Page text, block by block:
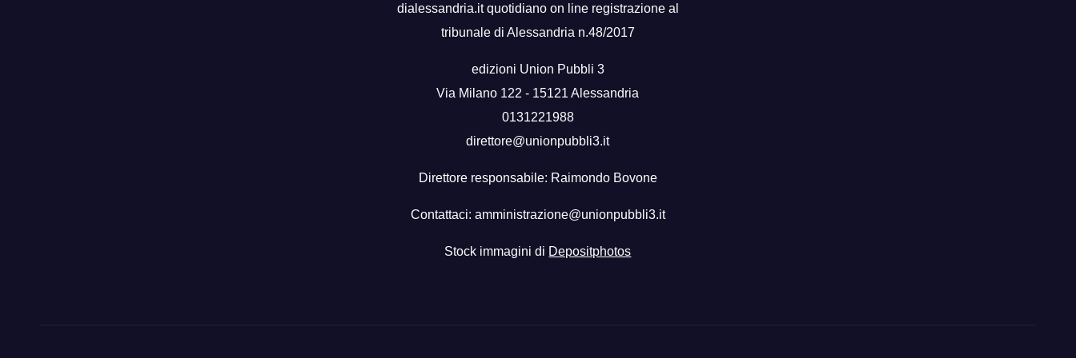
dialessandria.it quotidiano on line registrazione al
tribunale di Alessandria n.48/2017
edizioni Union Pubbli 3
Via Milano 122 - 15121 Alessandria
0131221988
direttore@unionpubbli3.it
Direttore responsabile: Raimondo Bovone
Contattaci: amministrazione@unionpubbli3.it
Stock immagini di Depositphotos